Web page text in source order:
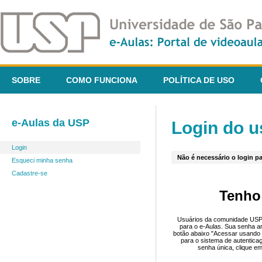
SOBRE COMO FUNCIONA POLÍTICA DE USO
e-Aulas da USP
Login
Esqueci minha senha
Cadastre-se
Login do
Não é necessário o login
Usuários da comunidade
para o e-Aulas. Sua senha
botão abaixo "Acessar
para o sistema de
senha única, clique